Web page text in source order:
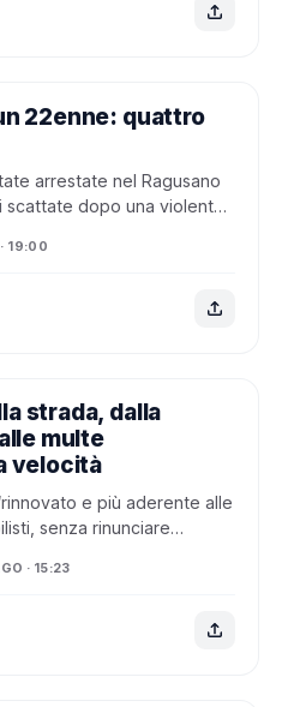
22enne: quattro
arrestate nel Ragusano
scattate dopo una violenta
19:00
strada, dalla
multe
velocità
e più aderente alle
senza rinunciare
· 15:23